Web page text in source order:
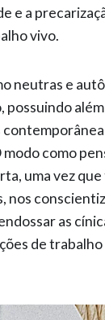
e a
vivo.
neutras e
possuindo
como
uma vez
nos
as
de trabalho